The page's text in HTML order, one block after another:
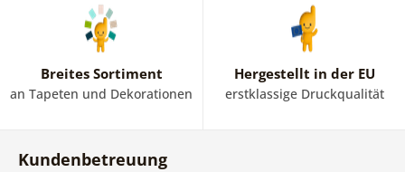
Breites Sortiment
an Tapeten und Dekorationen
Hergestellt in der EU
erstklassige Druckqualität
Kundenbetreuung